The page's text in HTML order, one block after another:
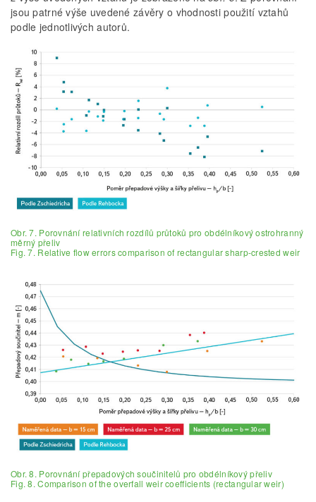
jsou patrné výše uvedené závěry o vhodnosti použití vztahů
podle jednotlivých autorů.
Obr. 7. Porovnání relativních rozdílů průtoků pro obdélníkový ostrohranný
měrný přeliv
Fig. 7. Relative flow errors comparison of rectangular sharp-crested weir
Obr. 8. Porovnání přepadových součinitelů pro obdélníkový přeliv
Fig. 8. Comparison of the overfall weir coefficients (rectangular weir)